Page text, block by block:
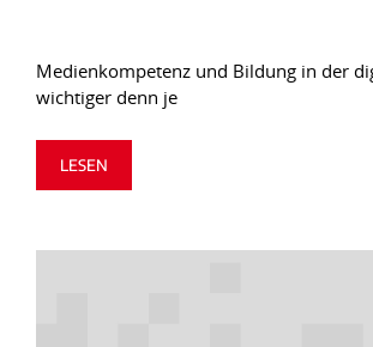
Medienkompetenz und Bildung in der
wichtiger denn je
LESEN